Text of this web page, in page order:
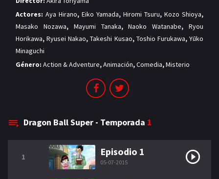
Actores: Aya Hirano, Eiko Yamada, Hiromi Tsuru, Kozo Shioya,
Masako Nozawa, Mayumi Tanaka,Naoko Watanabe,Ryou
Horikawa,Ryusei Nakao,Takeshi Kusao, Toshio Furukawa,Yūko
Minaguchi
Género: Action & Adventure,Animación,Comedia,Misterio
Dragon Ball Super - Temporada 1
1 Episodio 1
05-07-2015